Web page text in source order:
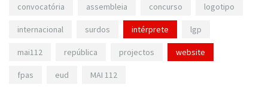
convocatória assembleia concurso logotipo
internacional surdos intérprete lgp
mai112 república projectos website
fpas eud MAI 112